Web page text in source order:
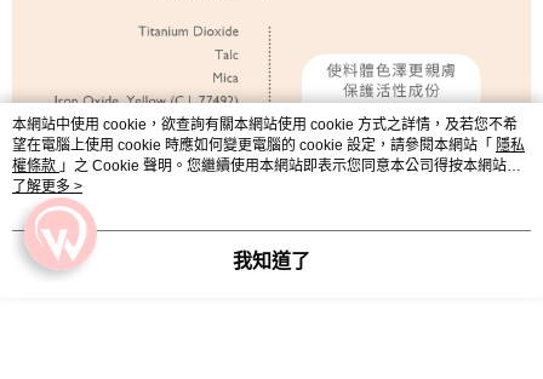
本網站中使用 cookie，欲查詢有關本網站使用 cookie 方式之詳情，及若您不希
望在電腦上使用 cookie 時應如何變更電腦的 cookie 設定，請參閱本網站「 隱私
權條款 」之 Cookie 聲明。您繼續使用本網站即表示您同意本公司得按本網站使
用條款之 Cookie 聲明使用 cookie。
了解更多 >
我知道了